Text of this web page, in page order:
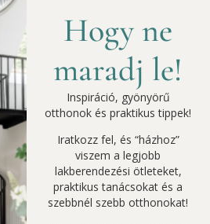
Hogy ne
maradj le!
Inspiráció, gyönyörű
otthonok és praktikus tippek!
Iratkozz fel, és “házhoz”
viszem a legjobb
lakberendezési ötleteket,
praktikus tanácsokat és a
szebbnél szebb otthonokat!